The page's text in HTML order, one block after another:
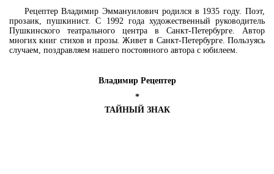
Рецептер Владимир Эммануилович родился в 1935 году. Поэт,
прозаик, пушкинист. С 1992 года художественный руководитель
Пушкинского театрального центра в Санкт-Петербурге. Автор
многих книг стихов и прозы. Живет в Санкт-Петербурге. Пользуясь
случаем, поздравляем нашего постоянного автора с юбилеем.
Владимир Рецептер
*
ТАЙНЫЙ ЗНАК